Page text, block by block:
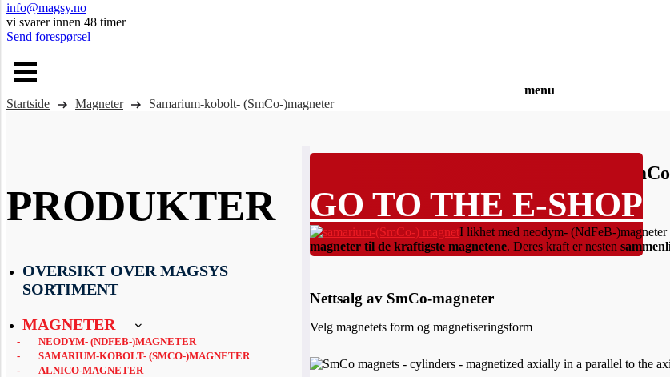
info@magsy.no
vi svarer innen 48 timer
Send forespørsel
menu
Startside
Magneter Samarium-kobolt- (SmCo-)magneter
PRODUKTER
OVERSIKT OVER MAGSYS
SORTIMENT
MAGNETER
NEODYM- (NDFEB-)MAGNETER
SAMARIUM-KOBOLT- (SMCO-)MAGNETER
ALNICO-MAGNETER
Motstandsdyktige samarium-kobolt-
GO TO THE E-SHOP
I likhet med neodym- (NdFeB-
magneter til de kraftigste magnetene. Deres kraft er nesten
Nettsalg av SmCo-magneter
Velg magnetets form og magnetiseringsform